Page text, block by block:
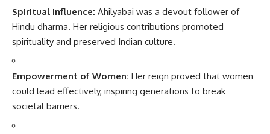
Spiritual Influence: Ahilyabai was a devout follower of
Hindu dharma. Her religious contributions promoted
spirituality and preserved Indian culture.
Empowerment of Women: Her reign proved that women
could lead effectively, inspiring generations to break
societal barriers.